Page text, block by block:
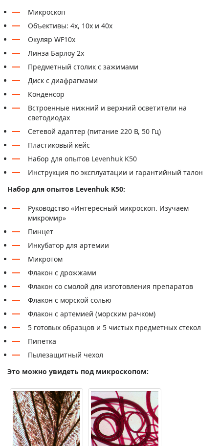
Микроскоп
Объективы: 4х, 10х и 40х
Окуляр WF10х
Линза Барлоу 2x
Предметный столик с зажимами
Диск с диафрагмами
Конденсор
Встроенные нижний и верхний осветители на
светодиодах
Сетевой адаптер (питание 220 В, 50 Гц)
Пластиковый кейс
Набор для опытов Levenhuk K50
Инструкция по эксплуатации и гарантийный талон
Набор для опытов Levenhuk K50:
Руководство «Интересный микроскоп. Изучаем
микромир»
Пинцет
Инкубатор для артемии
Микротом
Флакон с дрожжами
Флакон со смолой для изготовления препаратов
Флакон с морской солью
Флакон с артемией (морским рачком)
5 готовых образцов и 5 чистых предметных стекол
Пипетка
Пылезащитный чехол
Это можно увидеть под микроскопом: